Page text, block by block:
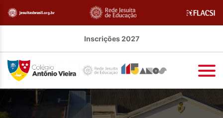
Inscrições 2027